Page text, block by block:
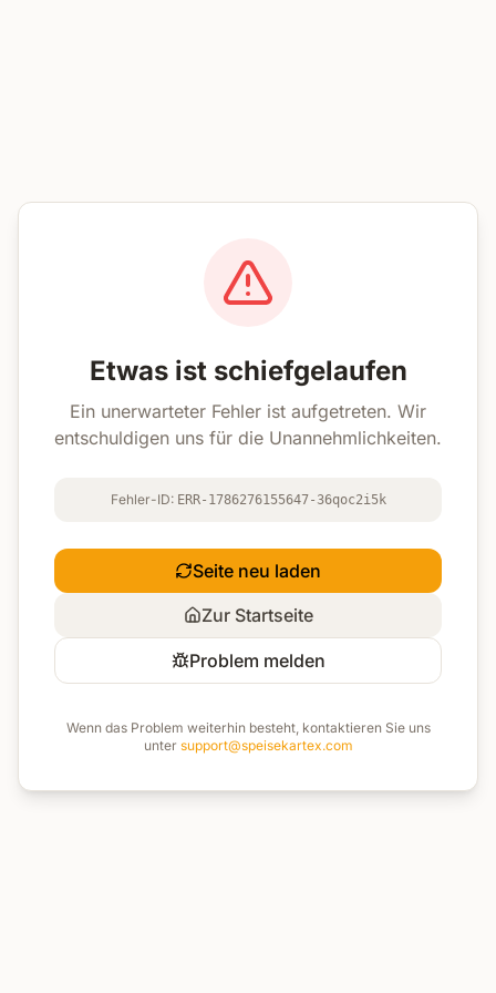
Etwas ist schiefgelaufen
Ein unerwarteter Fehler ist aufgetreten. Wir
entschuldigen uns für die Unannehmlichkeiten.
Fehler-ID: ERR-1786276155647-36qoc2i5k
Seite neu laden
Zur Startseite
Problem melden
Wenn das Problem weiterhin besteht, kontaktieren Sie uns
unter support@speisekartex.com